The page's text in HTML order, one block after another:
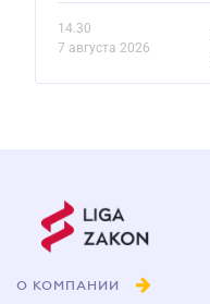
14.30
7 августа 2026
О КОМПАНИИ